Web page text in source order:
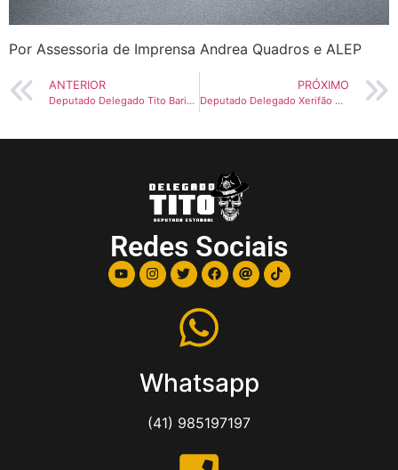
Por Assessoria de Imprensa Andrea Quadros e ALEP
ANTERIOR
Deputado Delegado Tito Barichello prestou homenagem aos CAC’s e Clubes de Tiro do Paraná
PRÓXIMO
Deputado Delegado Xerifão monta barraca para coleta de assinaturas para o impeachment do Alexandre de Moraes
Redes Sociais
Whatsapp
(41) 985197197